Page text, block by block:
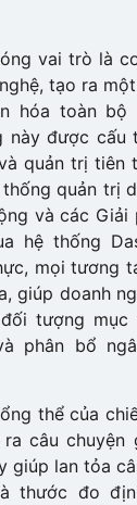
vai trò là
tạo ra
hóa toàn bộ
này được cấu
quản trị tiên
quản trị
và các
hệ thống
mọi tương
giúp doanh
tượng
phân bổ
thể của
câu chuyện
giúp lan tỏa
thước đo